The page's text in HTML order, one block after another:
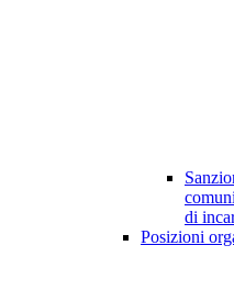
di
Posizioni